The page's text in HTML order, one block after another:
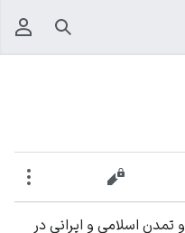
جستجو
تاریخچهنمایش مبدأ
و تمدن اسلامی و ایرانی در